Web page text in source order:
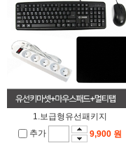
1.보급형유선패키지
추가
9,900 원